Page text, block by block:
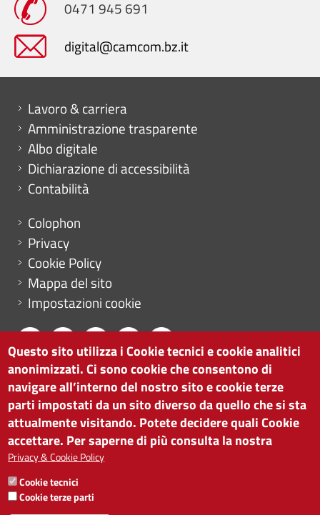
0471 945 691
digital@camcom.bz.it
Mini menu di servizio
Lavoro & carriera
Amministrazione trasparente
Albo digitale
Dichiarazione di accessibilità
Contabilità
Menu footer
Colophon
Privacy
Cookie Policy
Mappa del sito
Impostazioni cookie
CAMERA DI COMMERCIO DI BOLZANO
via Alto Adige 60 | I-39100 Bolzano
tel. 0471 945 511 |info@camcom.bz.it
Partita IVA: 00376420212
ISTITUTO PER LA PROMOZIONE DELLO
SVILUPPO ECONOMICO
Partita IVA: 01716880214
Questo sito utilizza i Cookie tecnici e cookie analitici
anonimizzati. Ci sono cookie che consentono di
navigare all’interno del nostro sito e cookie terze
parti impostati da un sito diverso da quello che si sta
attualmente visitando. Potete decidere quali Cookie
accettare. Per saperne di più consulta la nostra
Privacy & Cookie Policy
Cookie tecnici
Cookie terze parti